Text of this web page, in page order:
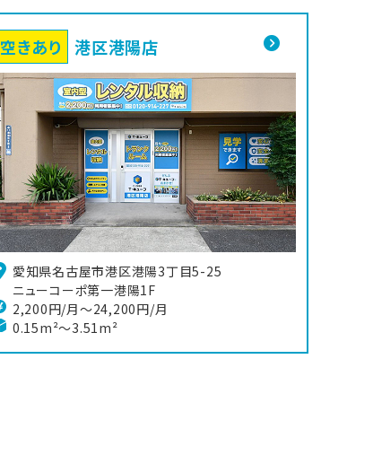
空きあり 港区港陽店
愛知県名古屋市港区港陽3丁目5-25
ニューコーポ第一港陽1F
2,200円/月〜24,200円/月
0.15m²～3.51m²